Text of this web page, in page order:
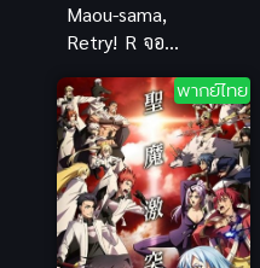
Maou-sama,
Retry! R จอม
(ซับไทย)
พากย์ไทย